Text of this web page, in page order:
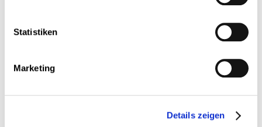
Statistiken
Marketing
Details zeigen
Verhalten seitens des Arbeitgebers, eines
Lieferanten ablehnt oder akzeptiert, wird
explizit oder implizit als Grundlage für eine
Person im Bereich berufliche Bildung,
Beschäftigung, Erhaltung des Arbeitsplatzes,
Entscheidung im Zusammenhang mit der
Ein solches Verhalten für die Person, die von